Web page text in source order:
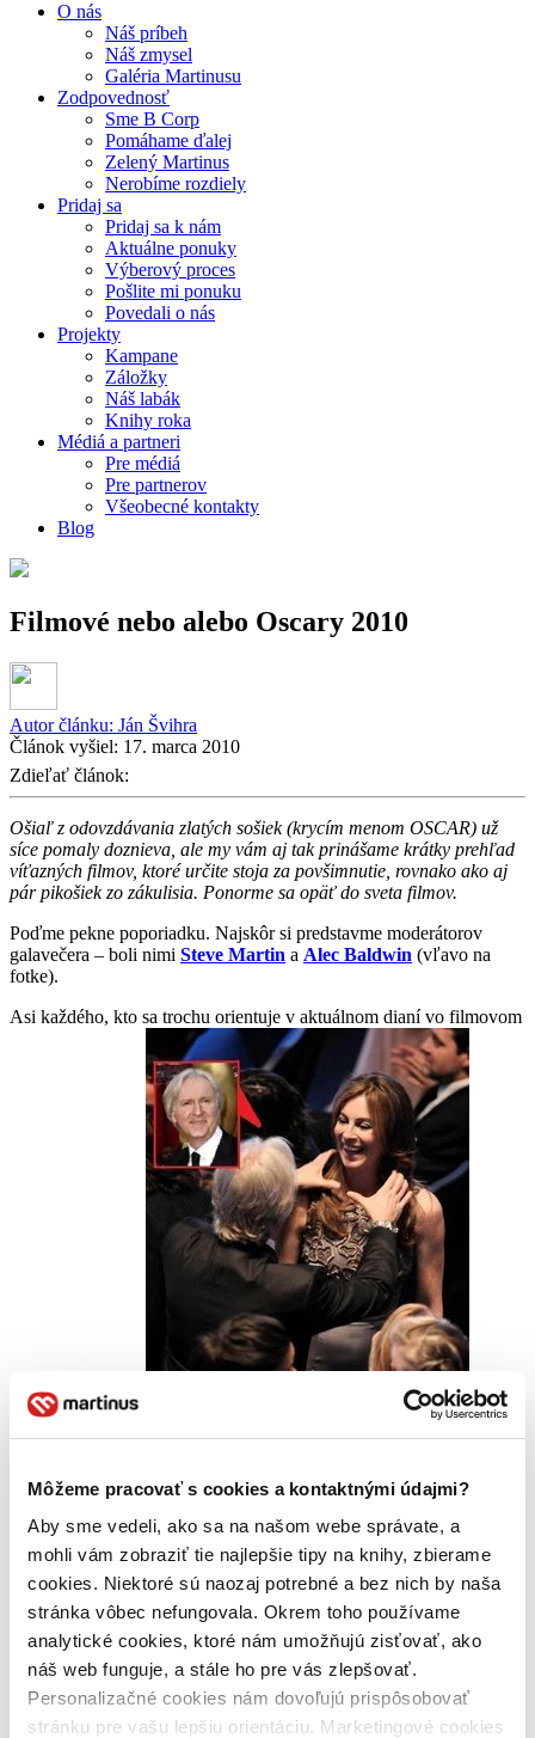
Môžeme pracovať s cookies a kontaktnými údajmi?
Aby sme vedeli, ako sa na našom webe správate, a
mohli vám zobraziť tie najlepšie tipy na knihy, zbierame
cookies. Niektoré sú naozaj potrebné a bez nich by naša
stránka vôbec nefungovala. Okrem toho používame
analytické cookies, ktoré nám umožňujú zisťovať, ako
náš web funguje, a stále ho pre vás zlepšovať.
Personalizačné cookies nám dovoľujú prispôsobovať
stránku pre vašu lepšiu orientáciu. Marketingové cookies
O nás
Náš príbeh
Náš zmysel
Galéria Martinusu
Zodpovednosť
Sme B Corp
Pomáhame ďalej
Zelený Martinus
Nerobíme rozdiely
Pridaj sa
Pridaj sa k nám
Aktuálne ponuky
Výberový proces
Pošlite mi ponuku
Povedali o nás
Projekty
Kampane
Záložky
Náš labák
Knihy roka
Médiá a partneri
Pre médiá
Pre partnerov
Všeobecné kontakty
Blog
Filmové nebo alebo Oscary 2010
Autor článku: Ján Švihra
Článok vyšiel: 17. marca 2010
Zdieľať článok:
Ošiaľ z odovzdávania zlatých sošiek (krycím menom OSCAR) už
síce pomaly doznieva, ale my vám aj tak prinášame krátky prehľad
víťazných filmov, ktoré určite stoja za povšimnutie, rovnako ako aj
pár pikošiek zo zákulisia. Ponorme sa opäť do sveta filmov.
Poďme pekne poporiadku. Najskôr si predstavme moderátorov
galavečera – boli nimi Steve Martin a Alec Baldwin (vľavo na
fotke).
Asi každého, kto sa trochu orientuje v aktuálnom dianí vo filmovom
svete, pri zmienke
o
tohoročných Oscaroch napadne filmAvatar. Nuž áno,Avatar
najlepšiu výpravu a, samozrejme, za najlepšie vizuálne efekty. Ale
exmanželka Kathryn Bigelowza filmSmrť čaká všade(ktorý bol
nedávno predstavený v našom článku o DVD novinkách). To ale
nie je všetko, tento film totiž získal sošku aj za najlepší pôvodný
scenár, mix zvuku, strih zvuku, strih a tak sa stal aj filmom roku!
O ďalšiu kuriozitu sa postaralaSandra Bullock , ktorá získala
Oscara za najlepší ženský herecký výkon v hlavnej úlohe – film
Blind Side, no zároveň získala aj Zlatú malinu (Razzie award) ako
najhoršia herečka roka za filmAll about Steve. Za celú filmovú
históriu sa ešte nestalo, aby herec či herečka v jednom roku získali